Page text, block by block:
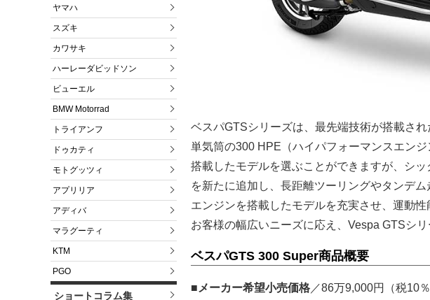
ヤマハ
スズキ
カワサキ
ハーレーダビッドソン
ビューエル
BMW Motorrad
トライアンフ
ドゥカティ
モトグッツィ
アプリリア
アディバ
マラグーティ
KTM
PGO
ショートコラム集
ベスパGTSシリーズは、最先端技術が搭載さ
単気筒の300 HPE（ハイパフォーマンスエン
搭載したモデルを選ぶことができますが、シ
を新たに追加し、長距離ツーリングやタンデ
エンジンを搭載したモデルを充実させ、運動
お客様の幅広いニーズに応え、Vespa GTSシ
ベスパGTS 300 Super商品概要
■メーカー希望小売価格 ／86万9,000円（税10％